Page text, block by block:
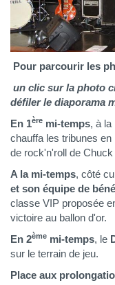
Pour parcourir les
un clic sur la photo
défiler le diaporama
En 1ère mi-temps, à la
chauffa les tribunes
de rock'n'roll de
A la mi-temps, côté
et son équipe de
classe VIP proposée
victoire au ballon d'or.
En 2ème mi-temps, le
sur le terrain de jeu.
Place aux